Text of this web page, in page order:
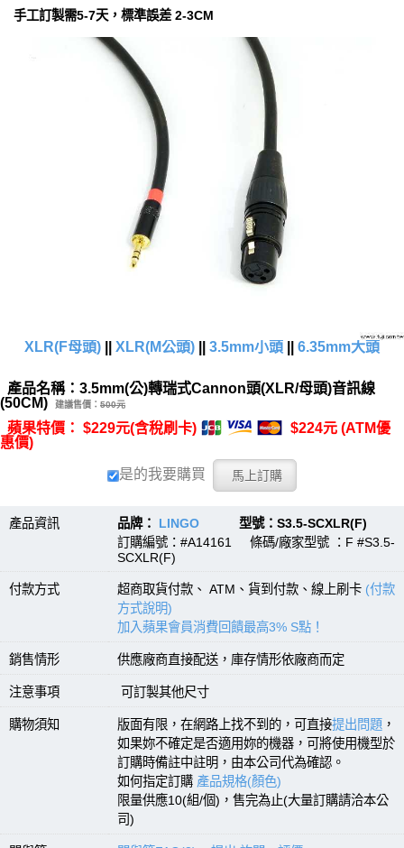
手工訂製需5-7天，標準誤差 2-3CM
XLR(F母頭) XLR(M公頭) 3.5mm小頭 6.35mm大頭
產品名稱：3.5mm(公)轉瑞式Cannon頭(XLR/母頭)音訊線
(50CM)
建議售價： 500元
蘋果特價： $229元(含稅刷卡)
$224元 (ATM優
惠價)
是的我要購買
產品資訊 品牌： LINGO 型號：S3.5-SCXLR(F)
訂購編號：#A14161 條碼/廠家型號 ：F #S3.5-
SCXLR(F)
付款方式 超商取貨付款、 ATM、貨到付款、線上刷卡 (付款
方式說明)
加入蘋果會員消費回饋最高3% S點！
銷售情形 供應廠商直接配送，庫存情形依廠商而定
注意事項 可訂製其他尺寸
購物須知 版面有限，在網路上找不到的，可直接提出問題 ，
如果妳不確定是否適用妳的機器，可將使用機型於
訂購時備註中註明，由本公司代為確認。
如何指定訂購 產品規格(顏色)
限量供應10(組/個)，售完為止(大量訂購請洽本公
司)